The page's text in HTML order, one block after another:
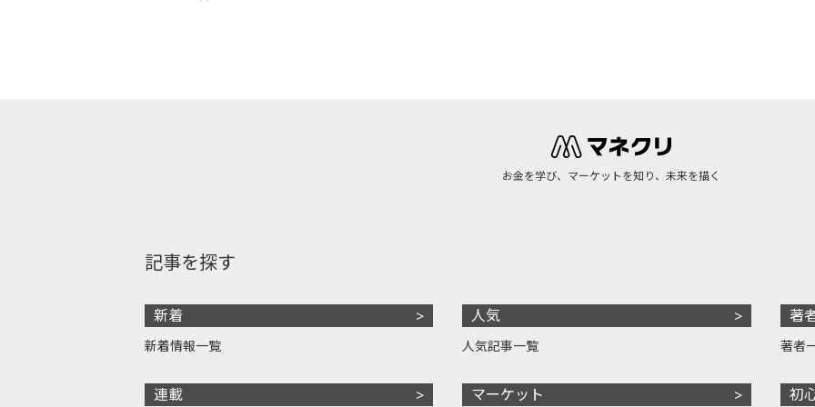
お金を学び、マーケットを知り、未来を描く
記事を探す
新着
新着情報一覧
連載
人気
人気記事一覧
マーケット
著
著者
初